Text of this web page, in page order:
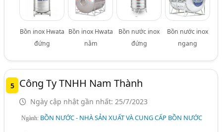
Bồn inox Hwata
đứng
Bồn inox Hwata
nằm
Bồn nước inox
đứng
Bồn nước inox
ngang
5 Công Ty TNHH Nam Thành
Ngày cập nhật gần nhất: 25/7/2023
Ngành: BỒN NƯỚC - NHÀ SẢN XUẤT VÀ CUNG CẤP BỒN NƯỚC